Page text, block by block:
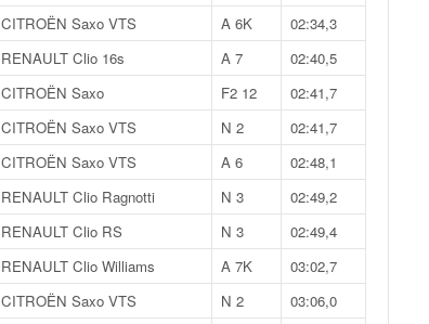
CITROËN Saxo VTS A 6K
02:34,3
RENAULT Clio 16s A 7
02:40,5
CITROËN Saxo F2 12
02:41,7
CITROËN Saxo VTS N 2
02:41,7
CITROËN Saxo VTS A 6
02:48,1
RENAULT Clio Ragnotti N 3
02:49,2
RENAULT Clio RS N 3
02:49,4
RENAULT Clio Williams A 7K
03:02,7
CITROËN Saxo VTS N 2
03:06,0